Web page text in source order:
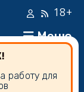
Меню
18+
работу для